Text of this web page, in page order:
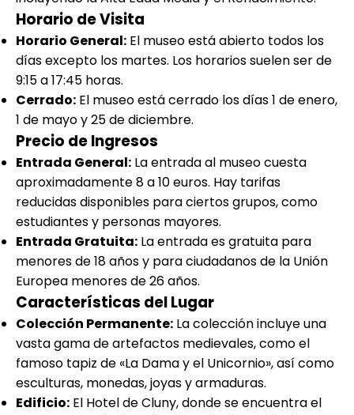
Horario de Visita
Horario General: El museo está abierto todos los
días excepto los martes. Los horarios suelen ser de
9:15 a 17:45 horas.
Cerrado: El museo está cerrado los días 1 de enero,
1 de mayo y 25 de diciembre.
Precio de Ingresos
Entrada General: La entrada al museo cuesta
aproximadamente 8 a 10 euros. Hay tarifas
reducidas disponibles para ciertos grupos, como
estudiantes y personas mayores.
Entrada Gratuita: La entrada es gratuita para
menores de 18 años y para ciudadanos de la Unión
Europea menores de 26 años.
Características del Lugar
Colección Permanente: La colección incluye una
vasta gama de artefactos medievales, como el
famoso tapiz de «La Dama y el Unicornio», así como
esculturas, monedas, joyas y armaduras.
Edificio: El Hotel de Cluny, donde se encuentra el